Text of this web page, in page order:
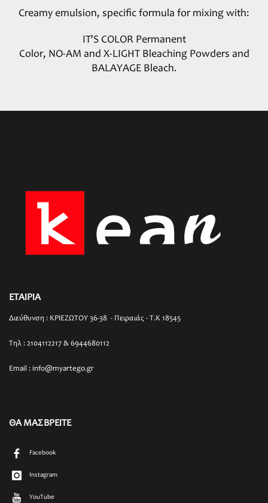
Creamy emulsion, specific formula for mixing with:
IT’S COLOR Permanent
Color, NO-AM and X-LIGHT Bleaching Powders and
BALAYAGE Bleach.
ΕΤΑΙΡΙΑ
Διεύθυνση : ΚΡΙΕΖΩΤΟΥ 36-38 - Πειραιάς - T.K 18545
Τηλ : 2104112217 & 6944680112
Email : info@myartego.gr
ΘΑ ΜΑΣ ΒΡΕΙΤΕ
Facebook
Instagram
YouTube